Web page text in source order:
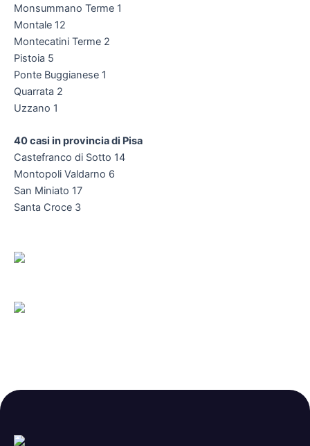
Monsummano Terme 1
Montale 12
Montecatini Terme 2
Pistoia 5
Ponte Buggianese 1
Quarrata 2
Uzzano 1
40 casi in provincia di Pisa
Castefranco di Sotto 14
Montopoli Valdarno 6
San Miniato 17
Santa Croce 3